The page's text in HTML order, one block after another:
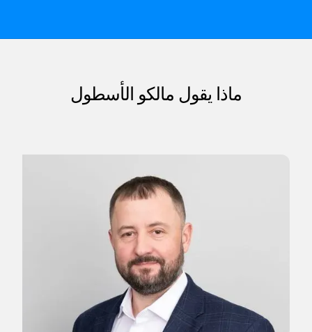
ماذا يقول مالكو الأسطول